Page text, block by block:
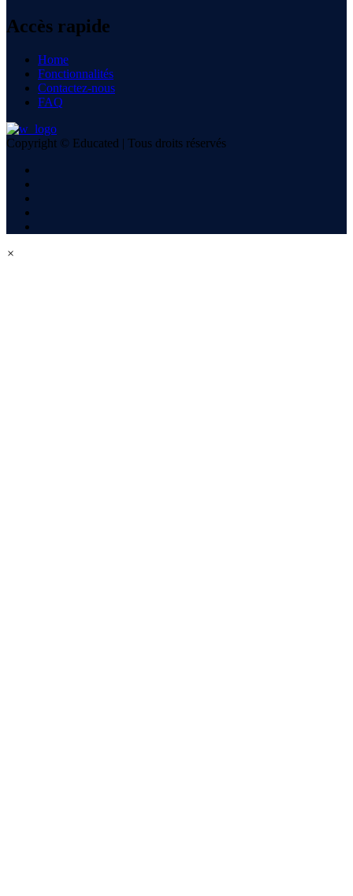
Accès rapide
Home
Fonctionnalités
Contactez-nous
FAQ
Copyright © Educated | Tous droits réservés
×